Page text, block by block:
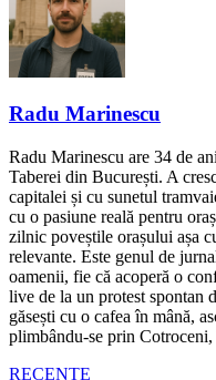
Radu Marinescu
Radu Marinescu are 34 de
Taberei din București. A
capitalei și cu sunetul
cu o pasiune reală pentru
zilnic poveștile orașului așa
relevante. Este genul de
oamenii, fie că acoperă o
live de la un protest spontan
găsești cu o cafea în mână,
plimbându-se prin
RECENTE